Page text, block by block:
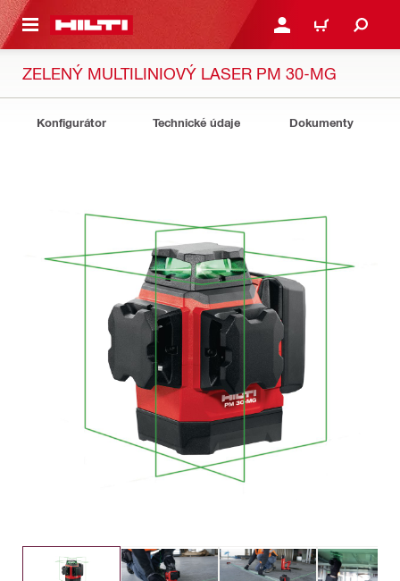
HLAVNÍ OBSAH PŘIHLÁSIT NEBO
KOŠÍK
ZELENÝ MULTILINIOVÝ LASER PM 30-MG
Konfigurátor Technické údaje Dokumenty